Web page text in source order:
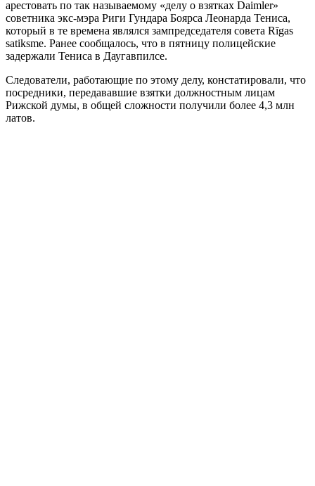
арестовать по так называемому «делу о взятках Daimler»
советника экс-мэра Риги Гундара Боярса Леонарда Тениса,
который в те времена являлся зампредседателя совета Rīgas
satiksme. Ранее сообщалось, что в пятницу полицейские
задержали Тениса в Даугавпилсе.
Следователи, работающие по этому делу, констатировали, что
посредники, передававшие взятки должностным лицам
Рижской думы, в общей сложности получили более 4,3 млн
латов.